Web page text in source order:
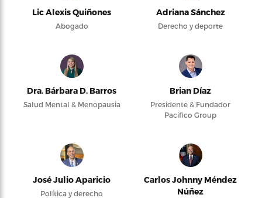
Lic Alexis Quiñones
Abogado
Adriana Sánchez
Derecho y deporte
Dra. Bárbara D. Barros
Salud Mental & Menopausia
Brian Díaz
Presidente & Fundador
Pacifico Group
José Julio Aparicio
Política y derecho
Carlos Johnny Méndez
Núñez